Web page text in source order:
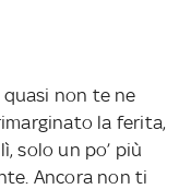
non te ne
la ferita,
solo un po’ più
Ancora non ti